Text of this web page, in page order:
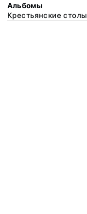
Альбомы
Крестьянские столы